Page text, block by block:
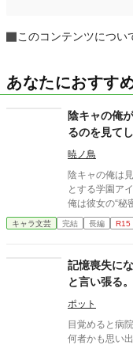
このコンテンツについ
あなたにおすす
陰キャの俺
るのを見て
暁ノ鳥
陰キャの俺は
とする学園ア
俺は彼女の“秘
「実験」に振
の禁断の関係
キャラ文芸 完結 長編 R15
記憶喪失に
と言い張る
ら騙された
ポット
目覚めると病
何者かも思い